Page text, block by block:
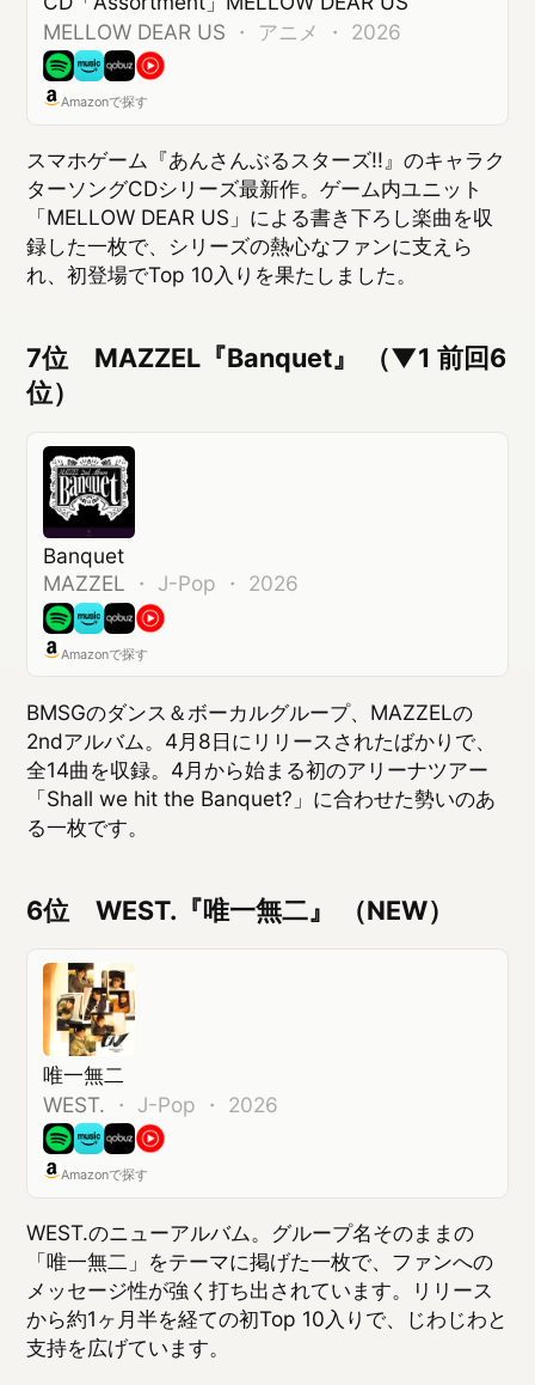
録した一枚で、シリーズの熱心なファンに支えら
れ、初登場でTop 10入りを果たしました。
7位 MAZZEL『Banquet』 （▼1 前回6
位）
Amazonで探す
BMSGのダンス＆ボーカルグループ、MAZZELの
2ndアルバム。4月8日にリリースされたばかりで、
全14曲を収録。4月から始まる初のアリーナツアー
「Shall we hit the Banquet?」に合わせた勢いのあ
る一枚です。
6位 WEST.『唯一無二』 （NEW）
唯一無二
WEST. ・J-Pop ・ 2026
WEST.のニューアルバム。グループ名そのままの
メッセージ性が強く打ち出されています。リリース
から約1ヶ月半を経ての初Top 10入りで、じわじわと
支持を広げています。
5位 HANA『HANA』 （▼2 前回3位）
HANA
HANA・2026
Amazonで探す